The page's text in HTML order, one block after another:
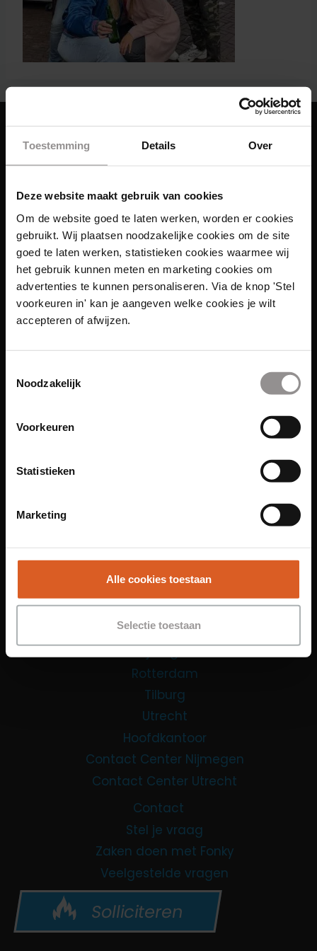
Toestemming Details Over
Deze website maakt gebruik van cookies
Om de website goed te laten werken, worden er cookies
gebruikt. Wij plaatsen noodzakelijke cookies om de site
goed te laten werken, statistieken cookies waarmee wij
het gebruik kunnen meten en marketing cookies om
advertenties te kunnen personaliseren. Via de knop 'Stel
voorkeuren in' kan je aangeven welke cookies je wilt
accepteren of afwijzen.
Noodzakelijk
Voorkeuren
Statistieken
Marketing
Alle cookies toestaan
Selectie toestaan
Amsterdam
Groningen
Leiden
Maastricht
Rotterdam
Tilburg
Utrecht
Hoofdkantoor
Contact Center Nijmegen
Contact Center Utrecht
Contact
Stel je vraag
Zaken doen met Fonky
Veelgestelde vragen
Solliciteren